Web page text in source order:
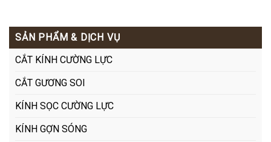
SẢN PHẨM & DỊCH VỤ
CẮT KÍNH CƯỜNG LỰC
CẮT GƯƠNG SOI
KÍNH SỌC CƯỜNG LỰC
KÍNH GỢN SÓNG